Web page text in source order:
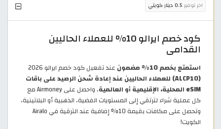
اخر توفير 0.5 دينار كويتي
كود خصم ايرالو 10% للعملاء الحاليين
القدامى
استمتع بخصم 10% مضمون
عند تفعيل كود خصم ايرالو 2026
(ALCP10) للعملاء الحاليين عند إعادة شحن الرصيد على باقات
eSIM المحلية، الإقليمية أو العالمية
، واحصل على Airmoney مع
كل عملية شراء لترتقي إلى المستويات الفضية، الذهبية أو البلاتينية،
وتحصل على مكافآت بقيمة 10% إضافية عند الترقية في Airalo
الكويت!